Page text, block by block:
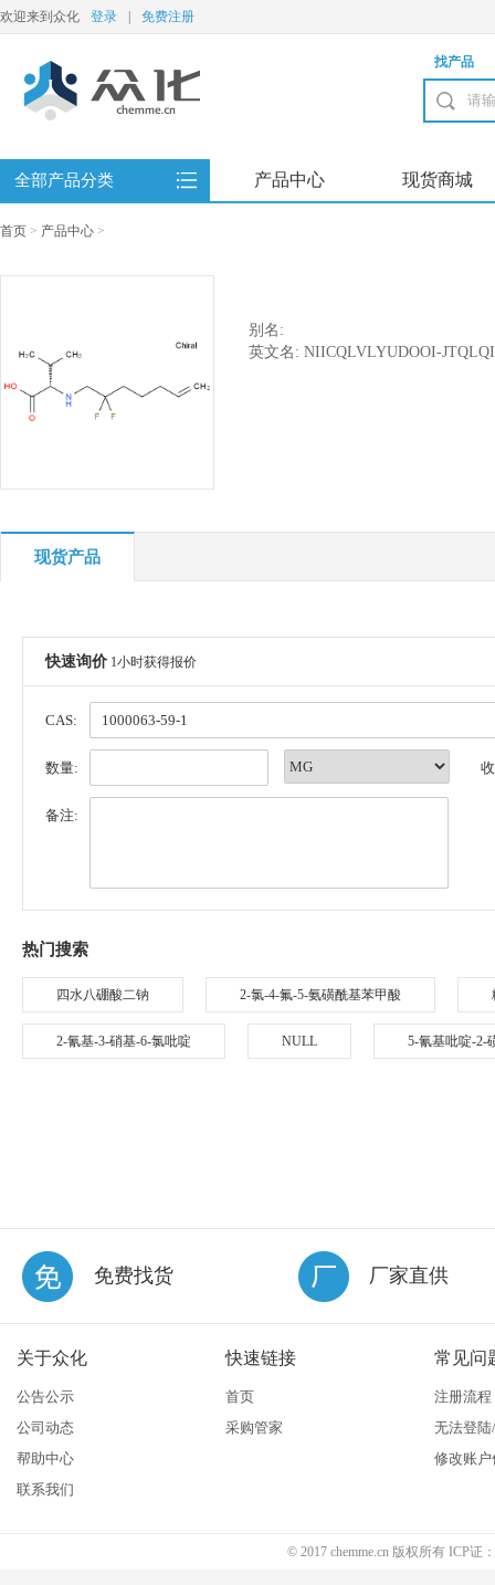
欢迎来到众化 登录 免费注册
找产品
全部产品分类 产品中心 现货商城
首页 > 产品中心 >
别名:
英文名: NIICQLVLYUDOOI-
现货产品
快速询价 1小时获得报价
CAS:
数量:
备注:
热门搜索
四水八硼酸二钠 2-氯-4-氟-5-氨磺酰基苯甲酸
2-氰基-3-硝基-6-氯吡啶 NULL 5-氰基吡啶-2-
免费找货 厂家直供
关于众化
公告公示
公司动态
帮助中心
联系我们
快速链接
首页
采购管家
常见问
注册流程
无法登
修改账户
© 2017 chemme.cn 版权所有 ICP证：